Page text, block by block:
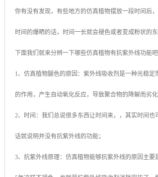
你有没有发现，有些地方的仿真植物摆放一段时间后
时间的爆晒的话，时间一长就会褪色或者变成粉状的
下面我们就来分辨一下哪些仿真植物有抗紫外线功能吧
1、仿真植物腿色的原因：紫外线吸收剂是一种光稳
的作用，产生自动氧化反应，导致聚合物的降解而劣
2、时间：我们总说很多东西让时间来，，其实时间
话就说明并没有抗紫外线的功能；
3、抗紫外线原理：仿真植物能够抗紫外线的原因主